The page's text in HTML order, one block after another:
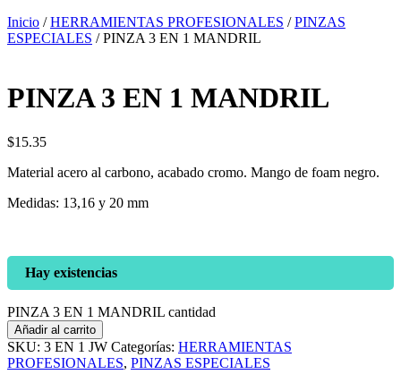
Inicio /HERRAMIENTAS PROFESIONALES /PINZAS
ESPECIALES / PINZA 3 EN 1 MANDRIL
PINZA 3 EN 1 MANDRIL
$15.35
Material acero al carbono, acabado cromo. Mango de foam negro.
Medidas: 13,16 y 20 mm
Hay existencias
PINZA 3 EN 1 MANDRIL cantidad
Añadir al carrito
SKU: 3 EN 1 JW Categorías: HERRAMIENTAS
PROFESIONALES, PINZAS ESPECIALES